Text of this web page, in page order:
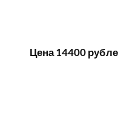
Цена 14400